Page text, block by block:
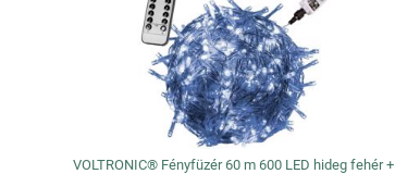
VOLTRONIC® Fényfüzér 60 m 600 LED hideg fehér +